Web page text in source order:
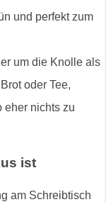
und perfekt zum
um die Knolle als
oder Tee,
eher nichts zu
ist
am Schreibtisch